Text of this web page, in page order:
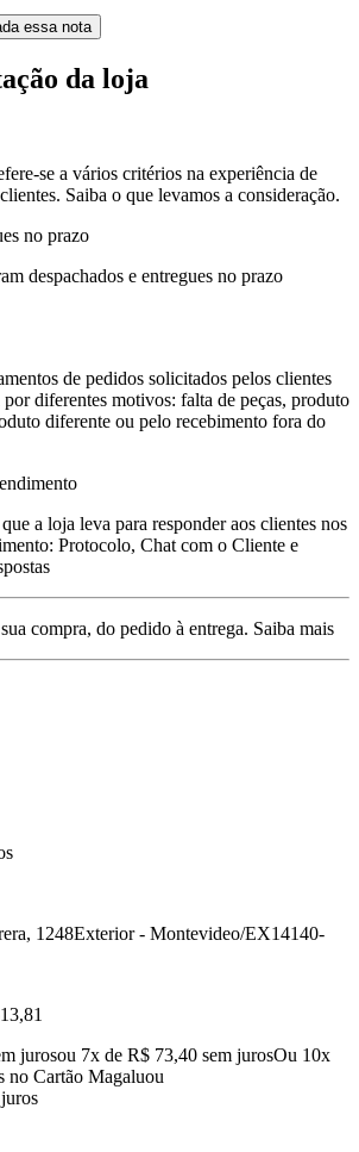
essa nota
da loja
se a vários critérios na experiência de
Saiba o que levamos a consideração.
no prazo
despachados e entregues no prazo
de pedidos solicitados pelos clientes
por diferentes motivos: falta de peças, produto
diferente ou pelo recebimento fora do
a loja leva para responder aos clientes nos
Protocolo, Chat com o Cliente e
compra, do pedido à entrega. Saiba mais
1248Exterior - Montevideo/EX14140-
,81
jurosou 7x de R$ 73,40 sem jurosOu 10x
no Cartão Magaluou